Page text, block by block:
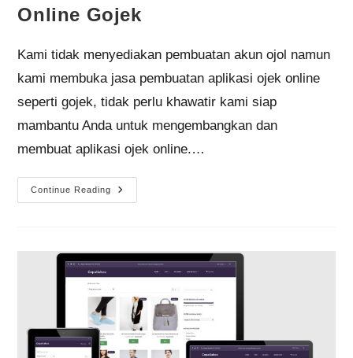
Online Gojek
Kami tidak menyediakan pembuatan akun ojol namun
kami membuka jasa pembuatan aplikasi ojek online
seperti gojek, tidak perlu khawatir kami siap
mambantu Anda untuk mengembangkan dan
membuat aplikasi ojek online.…
Continue Reading